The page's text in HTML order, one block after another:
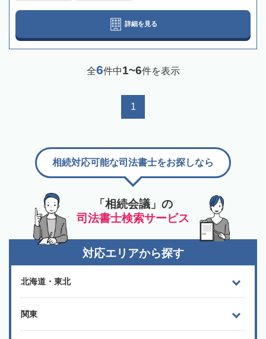
詳細を見る
全6件中1~6件を表示
1
「相続会議」の
司法書士検索サービス
相続対応可能な司法書士をお探しなら
対応エリアから探す
北海道・東北
関東